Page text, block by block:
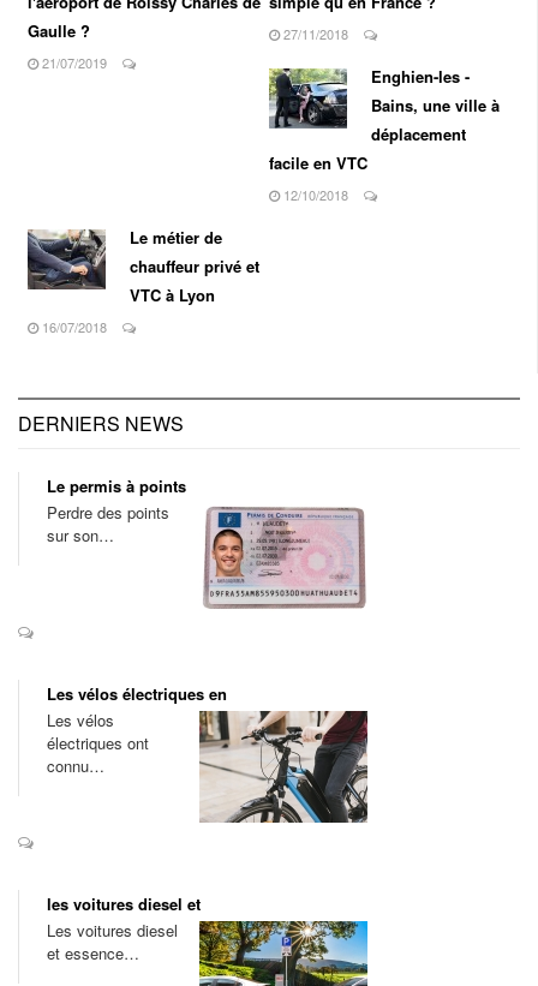
Gaulle ?
21/07/2019
27/11/2018
Enghien-les -
Bains, une ville à
déplacement
facile en VTC
12/10/2018
Le métier de
chauffeur privé et
VTC à Lyon
16/07/2018
DERNIERS NEWS
Le permis à points
Perdre des points
sur son…
Les vélos électriques en
Les vélos
électriques ont
connu…
les voitures diesel et
Les voitures diesel
et essence…